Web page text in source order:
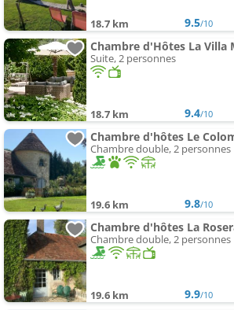
18.7 km 9.5/10
Chambre d'Hôtes La Villa
Suite, 2 personnes
18.7 km 9.4/10
Chambre d'hôtes Le
Chambre double, 2 personnes
19.6 km 9.8/10
Chambre d'hôtes La
Chambre double, 2 personnes
19.6 km 9.9/10